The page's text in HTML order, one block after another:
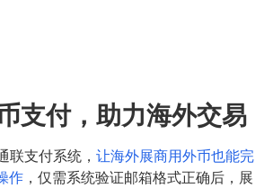
支付，助力海外交易
联支付系统， 让海外展商用外币也能完
作 ，仅需系统验证邮箱格式正确后，展